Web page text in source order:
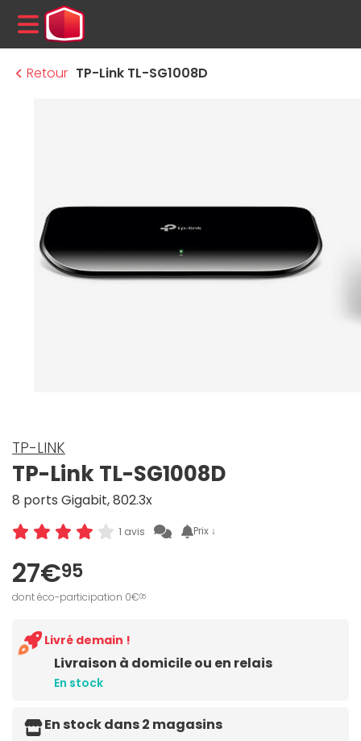
MENU
Retour TP-Link TL-SG1008D
TP-LINK
TP-Link TL-SG1008D
8 ports Gigabit, 802.3x
1 avis Prix ↓
27€95
dont éco-participation 0€05
Livraison à domicile ou en relais
En stock
Livré demain !
En stock dans 2 magasins